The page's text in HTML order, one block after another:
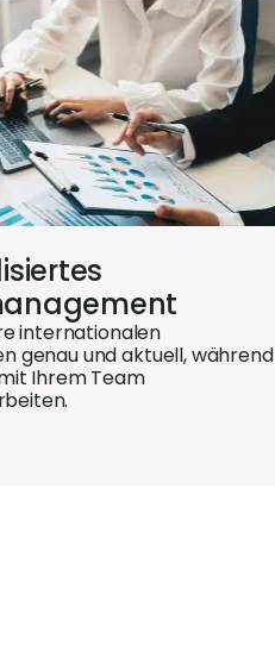
internationalen
genau und aktuell, während
Ihrem Team